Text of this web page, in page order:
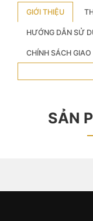
GIỚI THIỆU
HƯỚNG DẪN SỬ
CHÍNH SÁCH GIAO
SẢN